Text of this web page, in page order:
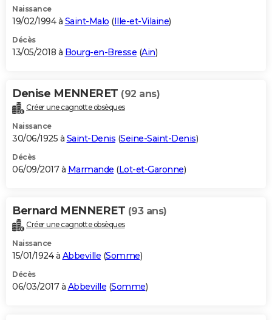
Naissance
19/02/1994 à Saint-Malo (Ille-et-Vilaine)
Décès
13/05/2018 à Bourg-en-Bresse (Ain)
Denise MENNERET (92 ans)
Créer une cagnotte obsèques
Naissance
30/06/1925 à Saint-Denis (Seine-Saint-Denis)
Décès
06/09/2017 à Marmande (Lot-et-Garonne)
Bernard MENNERET (93 ans)
Créer une cagnotte obsèques
Naissance
15/01/1924 à Abbeville (Somme)
Décès
06/03/2017 à Abbeville (Somme)